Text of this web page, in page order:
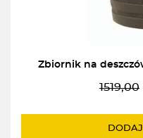
Zbiornik na
1519,00